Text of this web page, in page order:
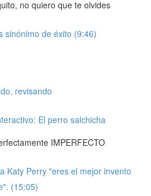
no quiero que te olvides
sinónimo de éxito (9:46)
revisando
El perro salchicha
IMPERFECTO
Katy Perry "eres el mejor invento
(15:05)